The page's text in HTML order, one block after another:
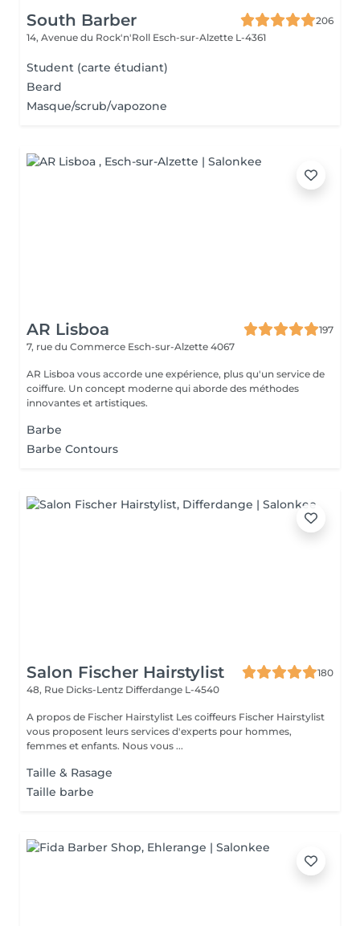
South Barber
206
14, Avenue du Rock'n'Roll Esch-sur-Alzette L-4361
Student (carte étudiant)
Beard
Masque/scrub/vapozone
AR Lisboa
197
7, rue du Commerce Esch-sur-Alzette 4067
AR Lisboa vous accorde une expérience, plus qu'un service de
coiffure. Un concept moderne qui aborde des méthodes
innovantes et artistiques.
Barbe
Barbe Contours
Salon Fischer Hairstylist
180
48, Rue Dicks-Lentz Differdange L-4540
A propos de Fischer Hairstylist Les coiffeurs Fischer Hairstylist
vous proposent leurs services d'experts pour hommes,
femmes et enfants. Nous vous ...
Taille & Rasage
Taille barbe